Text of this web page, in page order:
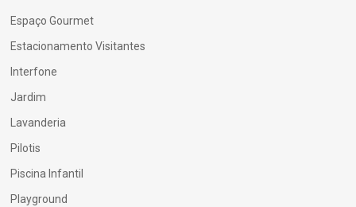
Espaço Gourmet
Estacionamento Visitantes
Interfone
Jardim
Lavanderia
Pilotis
Piscina Infantil
Playground